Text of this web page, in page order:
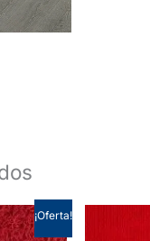
¡Oferta!